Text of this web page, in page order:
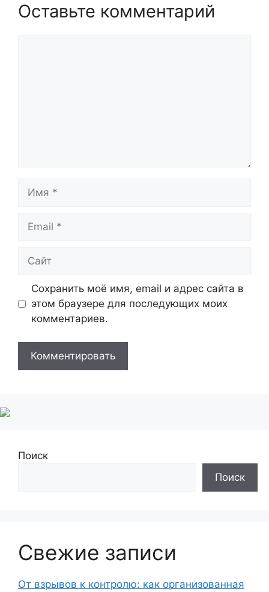
Оставьте комментарий
Имя
Email
Сайт
Сохранить моё имя, email и адрес сайта в
этом браузере для последующих моих
комментариев.
Поиск
Поиск
Свежие записи
От взрывов к контролю: как организованная